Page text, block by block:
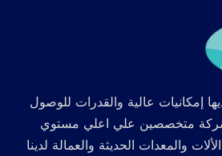
إمكانيات عالية والقدرات للوصول
متخصصين علي اعلي مستوي
والمعدات الحديثة والعمالة لدينا